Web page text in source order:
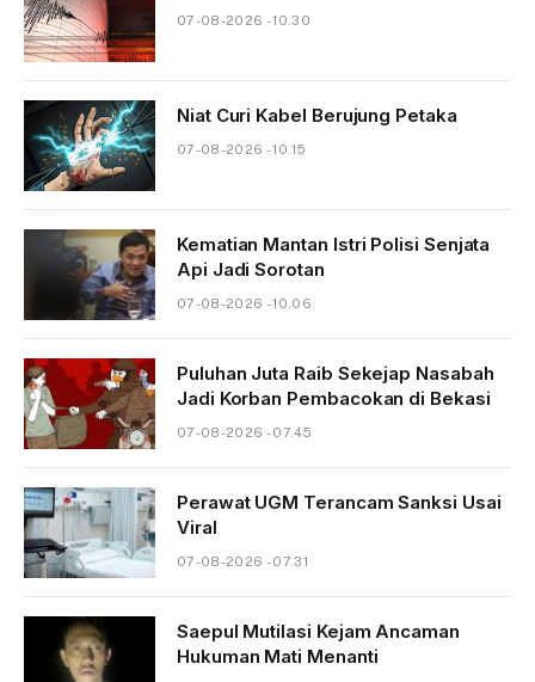
07-08-2026 - 10.30
Niat Curi Kabel Berujung Petaka
07-08-2026 - 10.15
Kematian Mantan Istri Polisi Senjata
Api Jadi Sorotan
07-08-2026 - 10.06
Puluhan Juta Raib Sekejap Nasabah
Jadi Korban Pembacokan di Bekasi
07-08-2026 - 07.45
Perawat UGM Terancam Sanksi Usai
Viral
07-08-2026 - 07.31
Saepul Mutilasi Kejam Ancaman
Hukuman Mati Menanti